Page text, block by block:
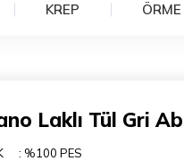
KREP ÖRME
Laklı Tül Gri
: %100 PES